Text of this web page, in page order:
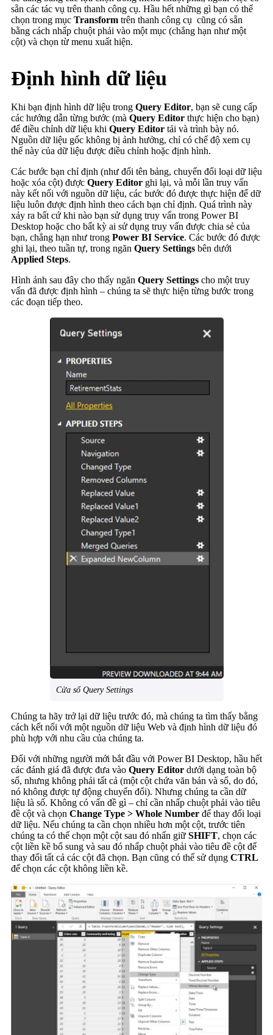
sẵn các tác vụ trên thanh công cụ. Hầu hết những gì bạn có thể
chọn trong mục Transform trên thanh công cụ cũng có sẵn
bằng cách nhấp chuột phải vào một mục (chẳng hạn như một
cột) và chọn từ menu xuất hiện.
Định hình dữ liệu
Khi bạn định hình dữ liệu trong Query Editor, bạn sẽ cung cấp
các hướng dẫn từng bước (mà Query Editor thực hiện cho bạn)
để điều chỉnh dữ liệu khi Query Editor tải và trình bày nó.
Nguồn dữ liệu gốc không bị ảnh hưởng, chỉ có chế độ xem cụ
thể này của dữ liệu được điều chỉnh hoặc định hình.
Các bước bạn chỉ định (như đổi tên bảng, chuyển đổi loại dữ liệu
hoặc xóa cột) được Query Editor ghi lại, và mỗi lần truy vấn
này kết nối với nguồn dữ liệu, các bước đó được thực hiện để dữ
liệu luôn được định hình theo cách bạn chỉ định. Quá trình này
xảy ra bất cứ khi nào bạn sử dụng truy vấn trong Power BI
Desktop hoặc cho bất kỳ ai sử dụng truy vấn được chia sẻ của
bạn, chẳng hạn như trong Power BI Service. Các bước đó được
ghi lại, theo tuần tự, trong ngăn Query Settings bên dưới
Applied Steps.
Hình ảnh sau đây cho thấy ngăn Query Settings cho một truy
vấn đã được định hình – chúng ta sẽ thực hiện từng bước trong
các đoạn tiếp theo.
Cửa sổ Query Settings
Chúng ta hãy trở lại dữ liệu trước đó, mà chúng ta tìm thấy bằng
cách kết nối với một nguồn dữ liệu Web và định hình dữ liệu đó
phù hợp với nhu cầu của chúng ta.
Đối với những người mới bắt đầu với Power BI Desktop, hầu hết
các đánh giá đã được đưa vào Query Editor dưới dạng toàn bộ
số, nhưng không phải tất cả (một cột chứa văn bản và số, do đó,
nó không được tự động chuyển đổi). Nhưng chúng ta cần dữ
liệu là số. Không có vấn đề gì – chỉ cần nhấp chuột phải vào tiêu
đề cột và chọn Change Type > Whole Number để thay đổi loại
dữ liệu. Nếu chúng ta cần chọn nhiều hơn một cột, trước tiên
chúng ta có thể chọn một cột sau đó nhấn giữ SHIFT, chọn các
cột liền kề bổ sung và sau đó nhấp chuột phải vào tiêu đề cột để
thay đổi tất cả các cột đã chọn. Bạn cũng có thể sử dụng CTRL
để chọn các cột không liền kề.